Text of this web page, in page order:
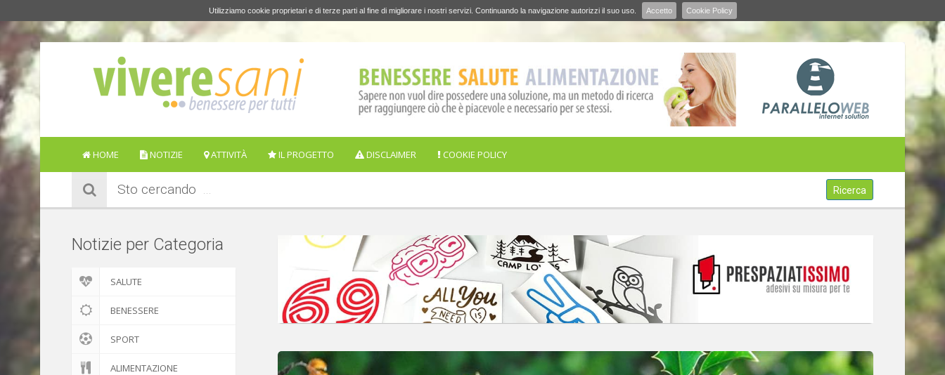
Utilizziamo cookie proprietari e di terze parti al fine di migliorare i nostri servizi. Continuando la navigazione autorizzi il suo uso. Accetto Cookie Policy
HOME NOTIZIE ATTIVITÀ IL PROGETTO DISCLAIMER COOKIE POLICY
Sto cercando Ricerca
Notizie per Categoria
SALUTE
BENESSERE
SPORT
ALIMENTAZIONE